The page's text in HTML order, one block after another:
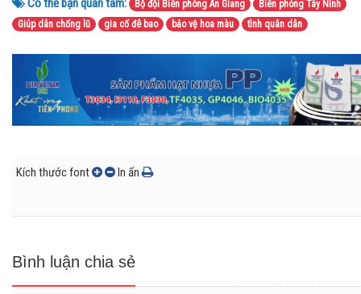
Có thể bạn quan tâm: Bộ đội Biên phòng An Giang
Biên phòng Tây Ninh
Giúp dân chống lũ
gia cố đê bao bảo vệ hoa màu tình quân dân
Kích thước font In ấn
Bình luận chia sẻ